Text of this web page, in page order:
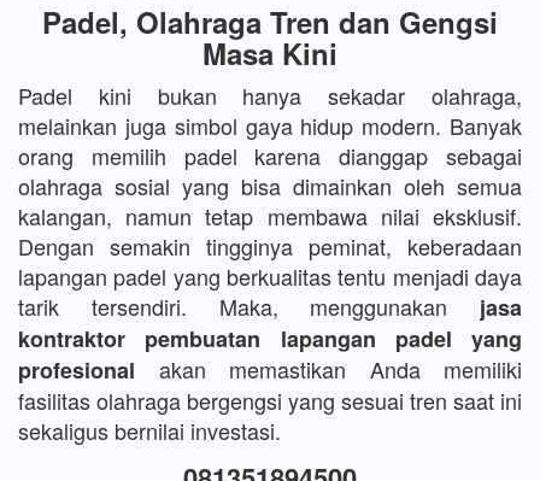
Padel, Olahraga Tren dan Gengsi
Masa Kini
Padel kini bukan hanya sekadar olahraga,
melainkan juga simbol gaya hidup modern. Banyak
orang memilih padel karena dianggap sebagai
olahraga sosial yang bisa dimainkan oleh semua
kalangan, namun tetap membawa nilai eksklusif.
Dengan semakin tingginya peminat, keberadaan
lapangan padel yang berkualitas tentu menjadi daya
tarik tersendiri. Maka, menggunakan jasa
kontraktor pembuatan lapangan padel yang
profesional akan memastikan Anda memiliki
fasilitas olahraga bergengsi yang sesuai tren saat ini
sekaligus bernilai investasi.